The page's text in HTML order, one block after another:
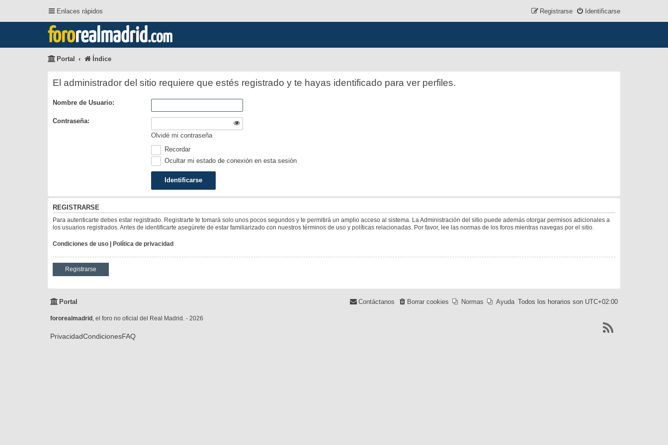
Enlaces rápidos Identificarse
Registrarse
fororealmadrid.com
Portal Índice
El administrador del sitio requiere que estés registrado y te hayas identificado para ver perfiles.
Nombre de Usuario:
Contraseña:
Olvidé mi contraseña
Recordar
Ocultar mi estado de conexión en esta sesión
REGISTRARSE
Para autenticarte debes estar registrado. Registrarte te tomará solo unos pocos segundos y te permitirá un amplio acceso al sistema. La Administración del sitio puede además otorgar permisos adicionales a
los usuarios registrados. Antes de identificarte asegúrete de estar familiarizado con nuestros términos de uso y políticas relacionadas. Por favor, lee las normas de los foros mientras navegas por el sitio.
Condiciones de uso | Política de privacidad
Registrarse
Portal Todos los horarios son UTC+02:00
Ayuda
Normas
Borrar cookies
Contáctanos
fororealmadrid , el foro no oficial del Real Madrid. - 2026
PrivacidadCondicionesFAQ